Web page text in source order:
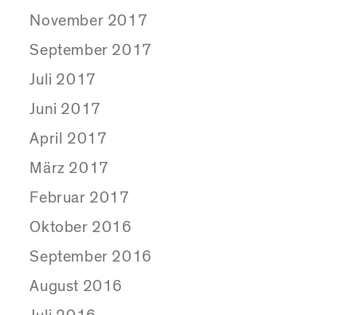
November 2017
September 2017
Juli 2017
Juni 2017
April 2017
März 2017
Februar 2017
Oktober 2016
September 2016
August 2016